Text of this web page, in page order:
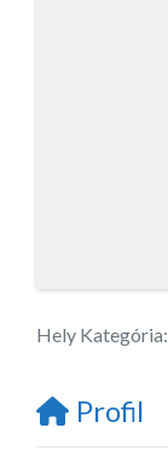
Hely Kategória:
Profil